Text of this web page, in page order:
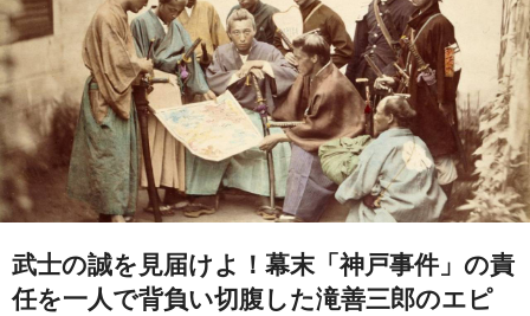
武士の誠を見届けよ！幕末「神戸事件」の責
任を一人で背負い切腹した滝善三郎のエピ